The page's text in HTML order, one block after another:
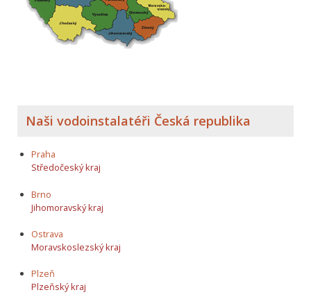
Naši vodoinstalatéři Česká republika
Praha
Středočeský kraj
Brno
Jihomoravský kraj
Ostrava
Moravskoslezský kraj
Plzeň
Plzeňský kraj